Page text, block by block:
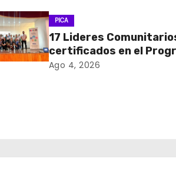
PICA
17 Lideres
certificados en el
MÁS AMA
Ago 4, 2026